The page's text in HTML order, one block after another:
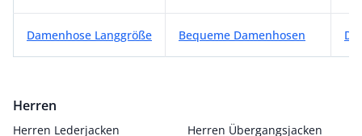
Damenhose Langgröße Bequeme Damenhosen
Herren
Herren Lederjacken
Herren Übergangsjacken